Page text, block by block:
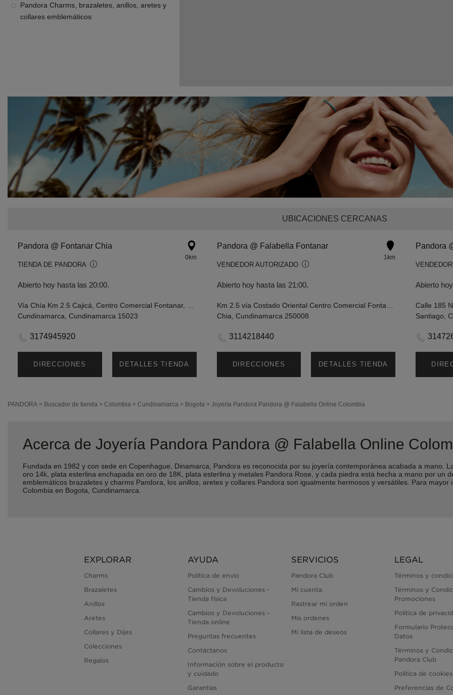
Pandora Charms, brazaletes, anillos, aretes y
collares emblemáticos
UBICACIONES CERCANAS
Pandora @ Fontanar Chia
TIENDA DE PANDORA
Abierto hoy hasta las 20:00.
0km
Cundinamarca, Cundinamarca 15023
3174945920
DIRECCIONES DETALLES TIENDA
Pandora @ Falabella Fontanar
VENDEDOR AUTORIZADO
Abierto hoy hasta las 21:00.
1km
Chia, Cundinamarca 250008
3114218440
DIRECCIONES DETALLES TIENDA
Pandora
Abierto
Santiago,
PANDORA > Buscador de tienda > Colombia > Cundinamarca > Bogota > Joyería Pandora Pandora @ Falabella Online Colombia
Acerca de Joyería Pandora Pandora @ Falabella Online
Fundada en 1982 y con sede en Copenhague, Dinamarca, Pandora es reconocida por su joyería contemporánea acabada a mano.
oro 14k, plata esterlina enchapada en oro de 18K, plata esterlina y metales Pandora Rose, y cada piedra está hecha a mano por un
emblemáticos brazaletes y charms Pandora, los anillos, aretes y collares Pandora son igualmente hermosos y versátiles. Para
Colombia en Bogota, Cundinamarca.
EXPLORAR
Charms
Brazaletes
Anillos
Aretes
Collares y Dijes
Colecciones
Regalos
AYUDA
Política de envío
Cambios y Devoluciones -
Tienda física
Cambios y Devoluciones -
Tienda online
Preguntas frecuentes
Contáctanos
Información sobre el producto
y cuidado
Garantías
SERVICIOS
Pandora Club
Mi cuenta
Rastrear mi orden
Mis ordenes
Mi lista de deseos
LEGAL
Términos y
Términos y
Promociones
Política de
Formulario
Datos
Términos y
Pandora Club
Política de cookies
Preferencias de